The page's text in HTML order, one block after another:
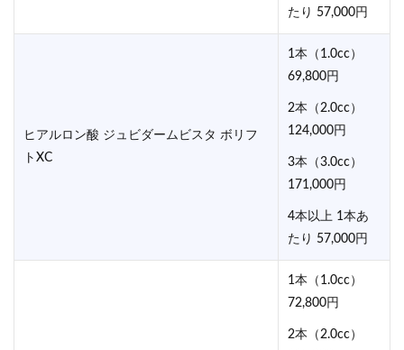
たり 57,000円
ヒアルロン酸 ジュビダームビスタ ボリフ
トXC
1本（1.0cc）
69,800円
2本（2.0cc）
124,000円
3本（3.0cc）
171,000円
4本以上 1本あ
たり 57,000円
1本（1.0cc）
72,800円
2本（2.0cc）